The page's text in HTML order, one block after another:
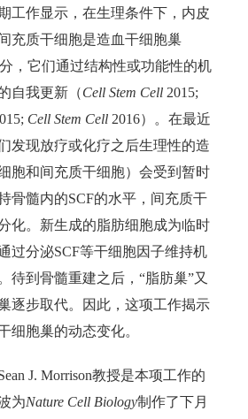
作显示，在生理条件下，内皮
充质干细胞是造血干细胞巢
分，它们通过结构性或功能性的机
自我更新（Cell Stem Cell 2015;
Cell Stem Cell 2016）。在最近
发现放疗或化疗之后生理性的造
胞和间充质干细胞）会受到暂时
骨髓内的SCF的水平，间充质干
化。新生成的脂肪细胞成为临时
过分泌SCF等干细胞因子维持机
待到骨髓重建之后，“脂肪巢”又
逐步取代。因此，这项工作揭示
细胞巢的动态变化。
J. Morrison教授是本项工作的
为Nature Cell Biology制作了下月